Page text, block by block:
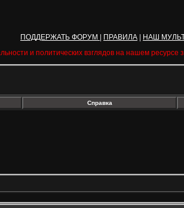
ПОДДЕРЖАТЬ ФОРУМ ПРАВИЛА
НАШ
и политических взглядов на нашем
Справка